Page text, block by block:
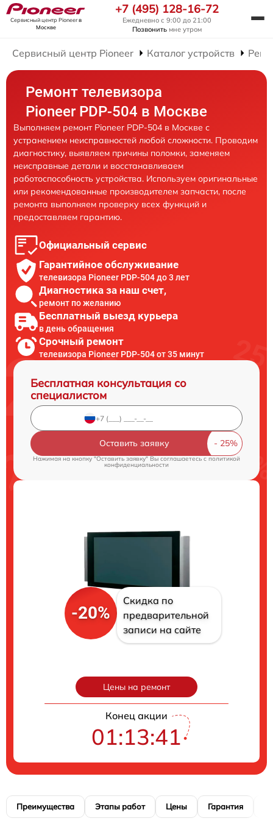
Сервисный центр Pioneerв
Москве
+7 (495) 128-16-72
Ежедневно с 9:00 до 21:00
Позвонить мне утром
Сервисный центр Pioneer Каталог устройств
Ремонт телевизора
Pioneer PDP-504 в Москве
Выполняем ремонт Pioneer PDP-504 в Москве с
устранением неисправностей любой сложности. Проводим
диагностику, выявляем причины поломки, заменяем
неисправные детали и восстанавливаем
работоспособность устройства. Используем оригинальные
или рекомендованные производителем запчасти, после
ремонта выполняем проверку всех функций и
предоставляем гарантию.
Официальный сервис
Гарантийное обслуживание
телевизора Pioneer PDP-504 до 3 лет
Диагностика за наш счет,
ремонт по желанию
Бесплатный выезд курьера
в день обращения
Срочный ремонт
телевизора Pioneer PDP-504 от 35 минут
Бесплатная консультация со
специалистом
Оставить заявку
Нажимая на кнопку "Оставить заявку" Вы соглашаетесь cполитикой
конфиденциальности
-20%
Скидка по
предварительной
записи на сайте
Цены на ремонт
Конец акции
01:13:40
Преимущества Этапы работ Цены Гарантия